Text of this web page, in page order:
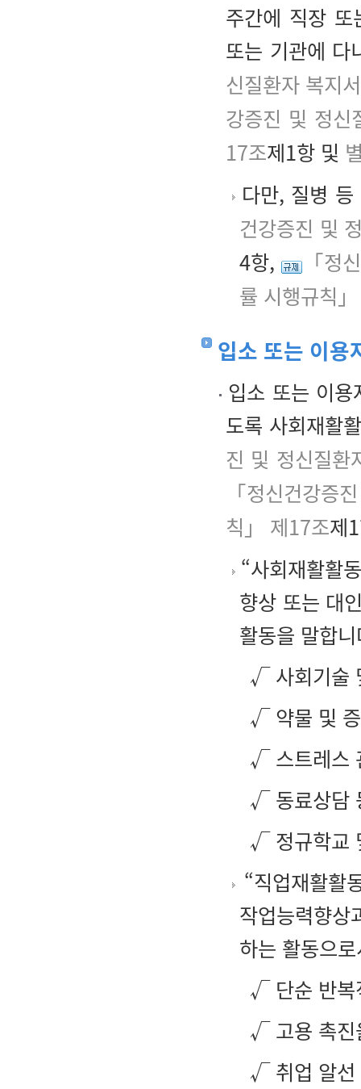
주간에 직장 또
또는 기관에 다
신질환자 복지
강증진 및 정신
17조제1항 및
다만, 질병
건강증진 및
4항,
「정
률 시행규칙
입소 또는 이용
입소 또는 이
도록 사회재활
진 및 정신질
「정신건강증
칙」 제17조제
“사회재활활
향상 또는 대
활동을 말합
√ 사회기술
√ 약물 및 증
√ 스트레스
√ 동료상담
√ 정규학교
“직업재활활
작업능력향
하는 활동으
√ 단순 반복
√ 고용 촉진
√ 취업 알선